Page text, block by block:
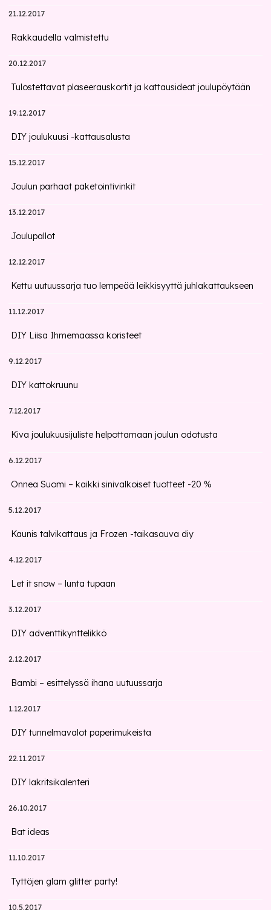
21.12.2017
Rakkaudella valmistettu
20.12.2017
Tulostettavat plaseerauskortit ja kattausideat joulupöytään
19.12.2017
DIY joulukuusi -kattausalusta
15.12.2017
Joulun parhaat paketointivinkit
13.12.2017
Joulupallot
12.12.2017
Kettu uutuussarja tuo lempeää leikkisyyttä juhlakattaukseen
11.12.2017
DIY Liisa Ihmemaassa koristeet
9.12.2017
DIY kattokruunu
7.12.2017
Kiva joulukuusijuliste helpottamaan joulun odotusta
6.12.2017
Onnea Suomi – kaikki sinivalkoiset tuotteet -20 %
5.12.2017
Kaunis talvikattaus ja Frozen -taikasauva diy
4.12.2017
Let it snow – lunta tupaan
3.12.2017
DIY adventtikynttelikkö
2.12.2017
Bambi – esittelyssä ihana uutuussarja
1.12.2017
DIY tunnelmavalot paperimukeista
22.11.2017
DIY lakritsikalenteri
26.10.2017
Bat ideas
11.10.2017
Tyttöjen glam glitter party!
10.5.2017